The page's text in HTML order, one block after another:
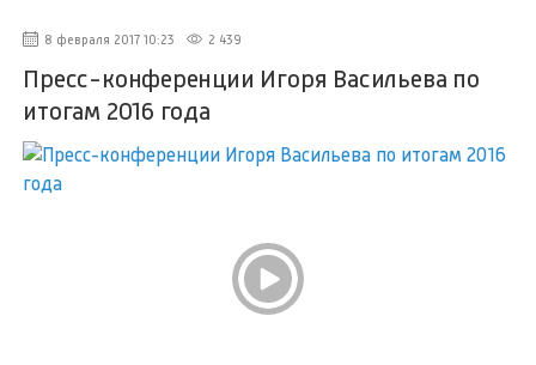
8 февраля 2017 10:23 2 439
Пресс-конференции Игоря Васильева по
итогам 2016 года